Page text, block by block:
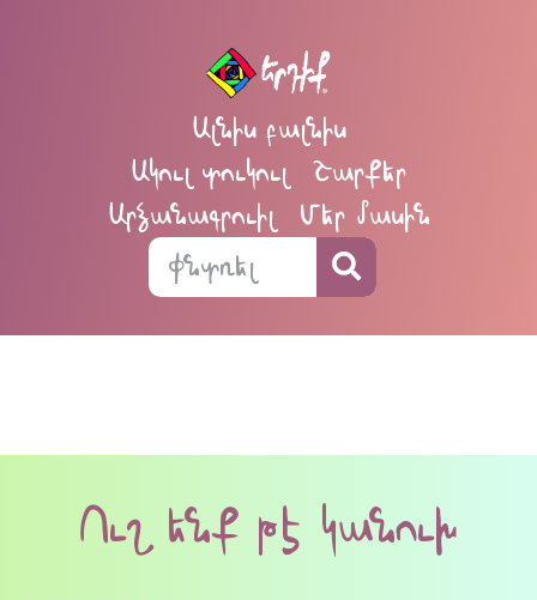
Ալնիս բալնիս
Ակուլ տուկուլ
Շարքեր
Արձանագրուիլ
Մեր մասին
Ուշ ենք թէ կանուխ